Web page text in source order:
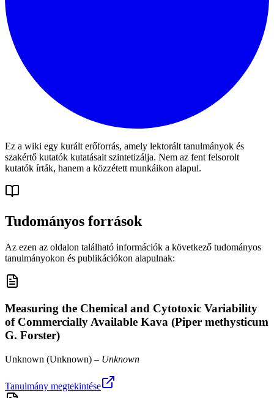
Ez a wiki egy kurált erőforrás, amely lektorált tanulmányok és
szakértő kutatók kutatásait szintetizálja. Nem az fent felsorolt
kutatók írták, hanem a közzétett munkáikon alapul.
Tudományos források
Az ezen az oldalon található információk a következő tudományos
tanulmányokon és publikációkon alapulnak:
Measuring the Chemical and Cytotoxic Variability
of Commercially Available Kava (Piper methysticum
G. Forster)
Unknown (Unknown) – Unknown
Tanulmány megtekintése